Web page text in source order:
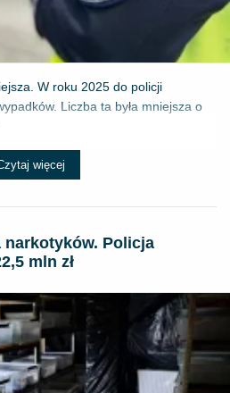
W roku 2025 do policji
Liczba ta była mniejsza o
więcej
Policja
mln zł